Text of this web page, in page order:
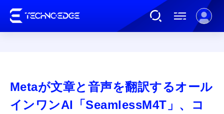
AI
Metaが文章と音声を翻訳するオール
インワンAI「SeamlessM4T」、コ